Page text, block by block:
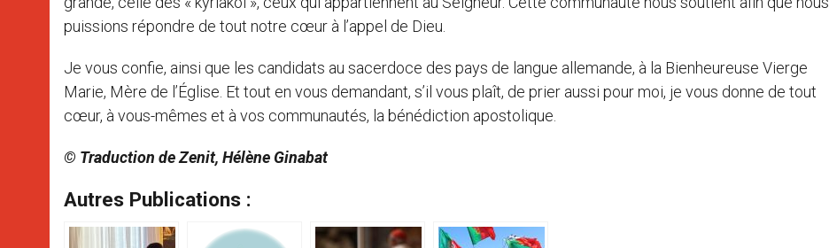
puissions répondre de tout notre cœur à l’appel de Dieu.
Je vous confie, ainsi que les candidats au sacerdoce des pays de langue allemande, à la Bienheureuse Vierge
Marie, Mère de l’Église. Et tout en vous demandant, s’il vous plaît, de prier aussi pour moi, je vous donne de tout
cœur, à vous-mêmes et à vos communautés, la bénédiction apostolique.
© Traduction de Zenit, Hélène Ginabat
Autres Publications :